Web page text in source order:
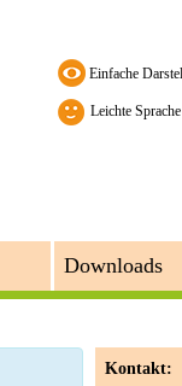
Leichte Sprache
Downloads
Kontakt: